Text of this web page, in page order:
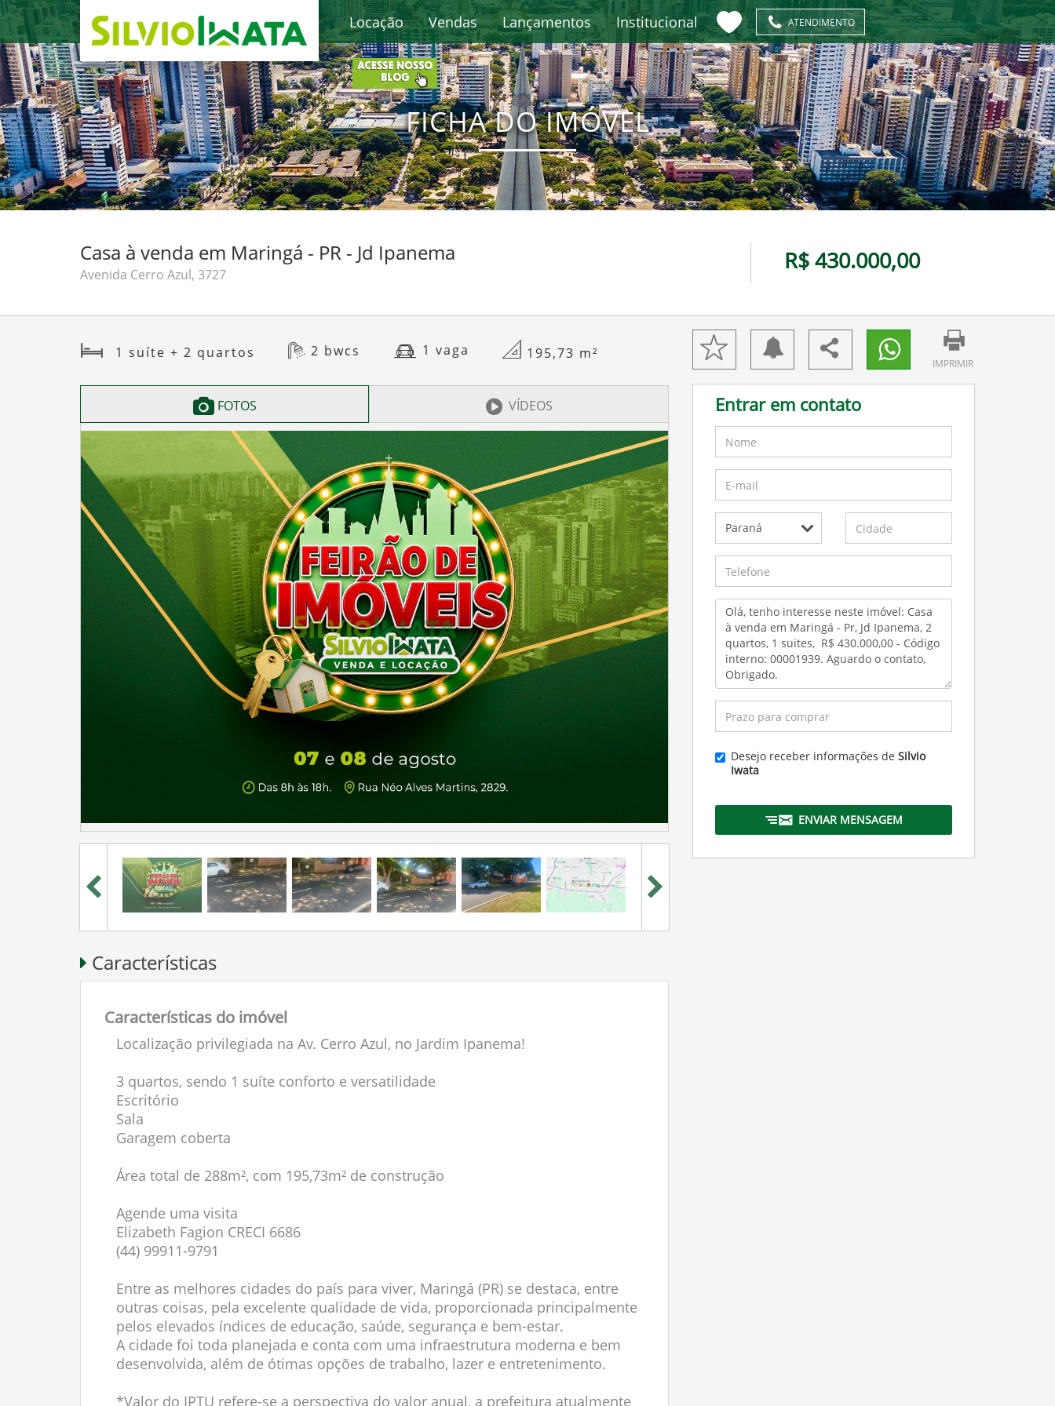
Locação Vendas Lançamentos Institucional ATENDIMENTO
FICHA DO IMÓVEL
Casa à venda em Maringá - PR - Jd Ipanema
Avenida Cerro Azul, 3727 R$ 430.000,00
1 suíte + 2 quartos 2 bwcs 1 vaga 195,73 m²
FOTOS VÍDEOS
IMPRIMIR
Entrar em contato
Desejo receber informações de Silvio
Iwata
ENVIAR MENSAGEM
Características
Características do imóvel
Localização privilegiada na Av. Cerro Azul, no Jardim Ipanema!
3 quartos, sendo 1 suíte conforto e versatilidade
Escritório
Sala
Garagem coberta
Área total de 288m², com 195,73m² de construção
Agende uma visita
Elizabeth Fagion CRECI 6686
(44) 99911-9791
Entre as melhores cidades do país para viver, Maringá (PR) se destaca, entre
outras coisas, pela excelente qualidade de vida, proporcionada principalmente
pelos elevados índices de educação, saúde, segurança e bem-estar.
A cidade foi toda planejada e conta com uma infraestrutura moderna e bem
desenvolvida, além de ótimas opções de trabalho, lazer e entretenimento.
*Valor do IPTU refere-se a perspectiva do valor anual, a prefeitura atualmente